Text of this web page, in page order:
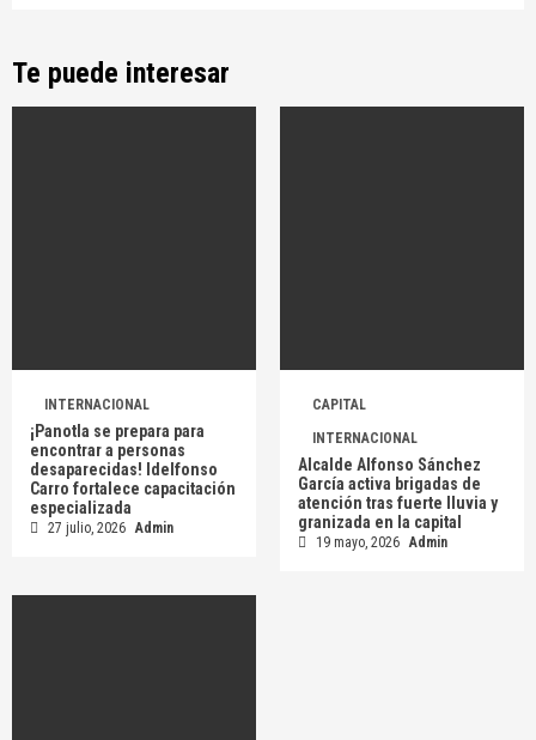
Te puede interesar
INTERNACIONAL
¡Panotla se prepara para
encontrar a personas
desaparecidas! Idelfonso
Carro fortalece capacitación
especializada
27 julio, 2026 Admin
CAPITAL
INTERNACIONAL
Alcalde Alfonso Sánchez
García activa brigadas de
atención tras fuerte lluvia y
granizada en la capital
19 mayo, 2026 Admin